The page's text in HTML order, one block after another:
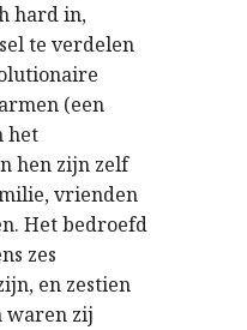
hard in,
te verdelen
(een
het
hen zijn zelf
vrienden
Het bedroefd
zes
en zestien
waren zij